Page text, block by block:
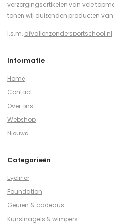
verzorgingsartikelen van vele
tonen wij duizenden producten
I.s.m. afvallenzondersportschool.nl
Informatie
Home
Contact
Over ons
Webshop
Nieuws
Categorieën
Eyeliner
Foundation
Geuren & cadeaus
Kunstnagels & wimpers